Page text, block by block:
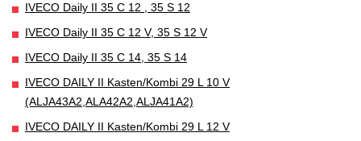
IVECO Daily II 35 C 12 , 35 S 12
IVECO Daily II 35 C 12 V, 35 S 12 V
IVECO Daily II 35 C 14, 35 S 14
IVECO DAILY II Kasten/Kombi 29 L 10 V
(ALJA43A2,ALA42A2,ALJA41A2)
IVECO DAILY II Kasten/Kombi 29 L 12 V